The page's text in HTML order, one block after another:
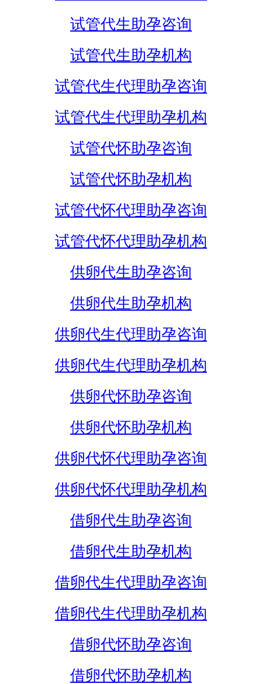
试管代生助孕咨询
试管代生助孕机构
试管代生代理助孕咨询
试管代生代理助孕机构
试管代怀助孕咨询
试管代怀助孕机构
试管代怀代理助孕咨询
试管代怀代理助孕机构
供卵代生助孕咨询
供卵代生助孕机构
供卵代生代理助孕咨询
供卵代生代理助孕机构
供卵代怀助孕咨询
供卵代怀助孕机构
供卵代怀代理助孕咨询
供卵代怀代理助孕机构
借卵代生助孕咨询
借卵代生助孕机构
借卵代生代理助孕咨询
借卵代生代理助孕机构
借卵代怀助孕咨询
借卵代怀助孕机构